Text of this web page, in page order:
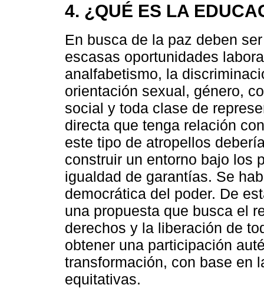
4. ¿QUÉ ES LA
En busca de la paz deben
escasas oportunidades
analfabetismo, la
orientación sexual, género,
social y toda clase de
directa que tenga relación
este tipo de atropellos
construir un entorno bajo los
igualdad de garantías. Se
democrática del poder. De
una propuesta que busca el
derechos y la liberación de
obtener una participación
transformación, con base en
equitativas.